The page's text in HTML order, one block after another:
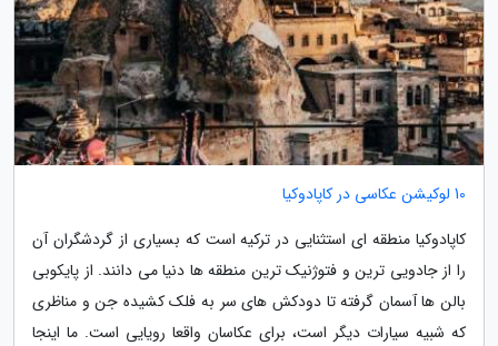
10 لوکیشن عکاسی در کاپادوکیا
کاپادوکیا منطقه ای استثنایی در ترکیه است که بسیاری از گردشگران آن
را از جادویی ترین و فتوژنیک ترین منطقه ها دنیا می دانند. از پایکوبی
بالن ها آسمان گرفته تا دودکش های سر به فلک کشیده جن و مناظری
که شبیه سیارات دیگر است، برای عکاسان واقعا رویایی است. ما اینجا